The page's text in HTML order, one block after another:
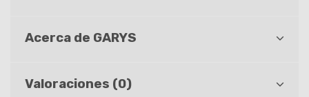
Acerca de GARYS
Valoraciones (0)